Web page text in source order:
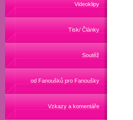
Videoklipy
Tisk/ Články
Soutěž
od Fanoušků pro Fanoušky
Vzkazy a komentáře